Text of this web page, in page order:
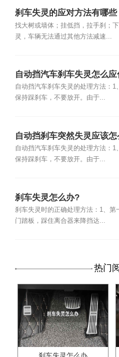
刹车失灵的应对方法有哪些
找大树或墙体；挂低挡，拉手刹；
灵，车辆无法通过其他方法减速...
自动挡汽车刹车失灵怎么
自动挡汽车刹车失灵的处理方法：1
保持踩刹车，不要放开。由于...
自动挡刹车突然失灵应该
自动挡汽车刹车失灵的处理方法：1
保持踩刹车，不要放开。由于...
刹车失灵怎么办?
刹车失灵时的正确处理方法：1、第
门踏板，踩住离合器来降挡达...
热门